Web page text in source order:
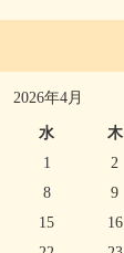
2026年4月
水 木
1
2
8 9
15 16